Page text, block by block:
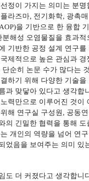
정이 가지는 의미는 분명
라즈마, 전기화학, 광촉
을 기반으로 한 융합
분해성 오염물질을 효과적
기반한 공정 설계 연구를
제적으로 높은 관심과 경
단순히 논문 수가 많다는
하기 위해 다양한 기술을
과 맞닿아 있다고 생각합
력만으로 이루어진 것이
해 연구실 구성원 , 공동
의 긴밀한 협력을 통해
개인의 역량을 넘어 연구
었음을 보여주는 의미 있
도 더 커졌다고 생각합니